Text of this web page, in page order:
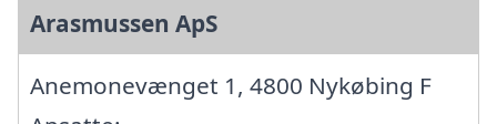
Arasmussen ApS
Anemonevænget 1, 4800 Nykøbing F